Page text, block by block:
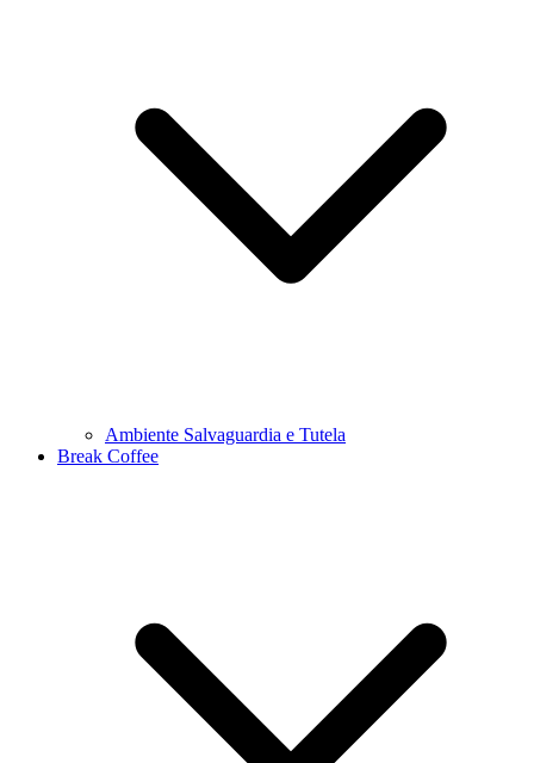
Ambiente Salvaguardia e Tutela
Break Coffee